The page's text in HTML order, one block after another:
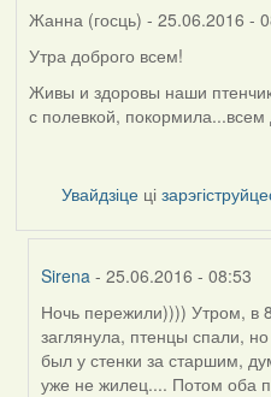
Жанна (госць) - 25.06.2016 -
Утра доброго всем!
Живы и здоровы наши
с полевкой, покормила...всем
Увайдзіце ці
Sirena - 25.06.2016 - 08:53
In
reply
to
Ночь пережили)))) Утром, в
заглянула, птенцы спали,
был у стенки за старшим,
уже не жилец.... Потом оба